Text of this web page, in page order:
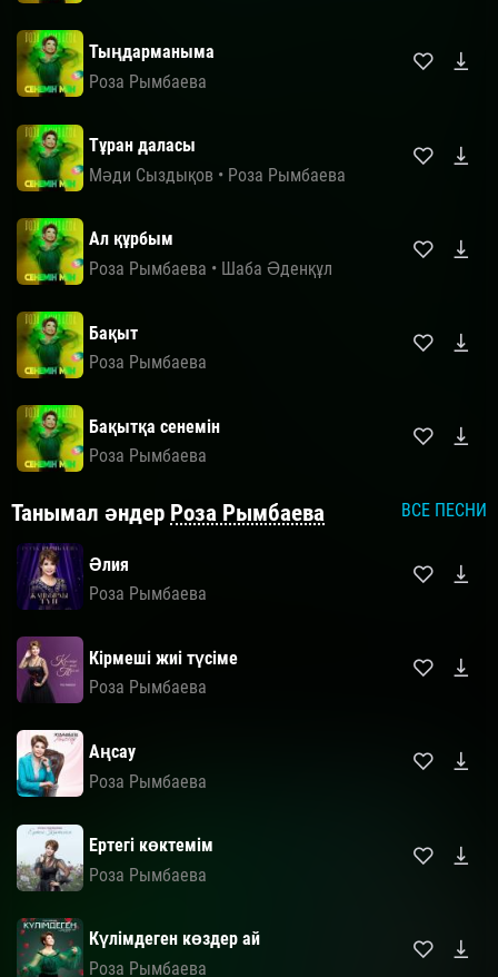
Тыңдарманыма
Роза Рымбаева
Тұран даласы
Мәди Сыздықов • Роза Рымбаева
Ал құрбым
Роза Рымбаева • Шаба Әденқұл
Бақыт
Роза Рымбаева
Бақытқа сенемін
Роза Рымбаева
Танымал әндер Роза Рымбаева ВСЕ ПЕСНИ
Әлия
Роза Рымбаева
Кірмеші жиі түсіме
Роза Рымбаева
Аңсау
Роза Рымбаева
Ертегі көктемім
Роза Рымбаева
Күлімдеген көздер ай
Роза Рымбаева